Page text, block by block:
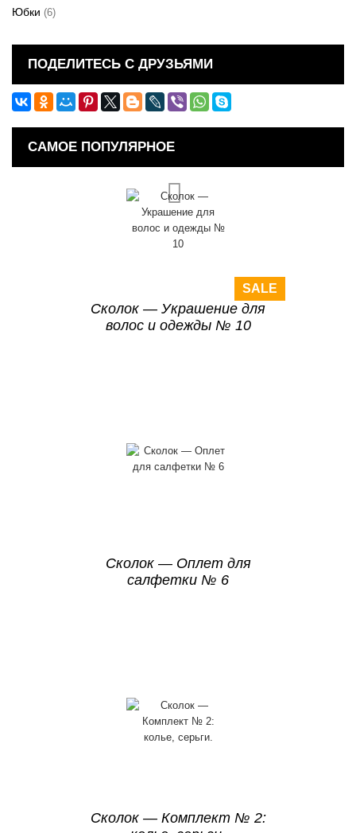
Юбки (6)
ПОДЕЛИТЕСЬ С ДРУЗЬЯМИ
САМОЕ ПОПУЛЯРНОЕ
SALE
Сколок — Украшение для
волос и одежды № 10
Сколок — Оплет для
салфетки № 6
Сколок — Комплект № 2: